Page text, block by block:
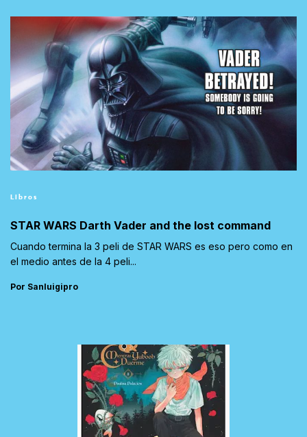
Libros
STAR WARS Darth Vader and the lost command
Cuando termina la 3 peli de STAR WARS es eso pero como en
el medio antes de la 4 peli...
Por Sanluigipro